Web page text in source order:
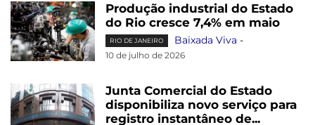
Produção industrial do Estado
do Rio cresce 7,4% em maio
RIO DE JANEIRO Baixada Viva -
10 de julho de 2026
Junta Comercial do Estado
disponibiliza novo serviço para
registro instantâneo de...